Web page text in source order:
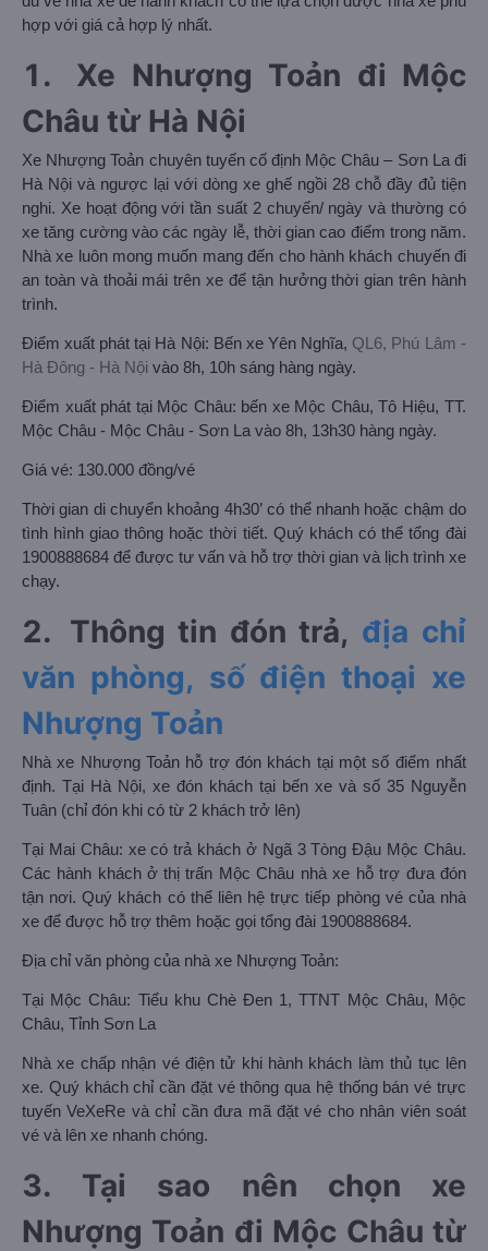
hợp với giá cả hợp lý nhất.
1.
Xe Nhượng Toản đi Mộc
Châu từ Hà Nội
Xe Nhượng Toản chuyên tuyến cố định Mộc Châu – Sơn La đi
Hà Nội và ngược lại với dòng xe ghế ngồi 28 chỗ đầy đủ tiện
nghi. Xe hoạt động với tần suất 2 chuyến/ ngày và thường có
xe tăng cường vào các ngày lễ, thời gian cao điểm trong năm.
Nhà xe luôn mong muốn mang đến cho hành khách chuyến đi
an toàn và thoải mái trên xe để tận hưởng thời gian trên hành
trình.
Điểm xuất phát tại Hà Nội: Bến xe Yên Nghĩa, QL6, Phú Lâm -
Hà Đông - Hà Nội vào 8h, 10h sáng hàng ngày.
Điểm xuất phát tại Mộc Châu: bến xe Mộc Châu, Tô Hiệu, TT.
Mộc Châu - Mộc Châu - Sơn La vào 8h, 13h30 hàng ngày.
Giá vé: 130.000 đồng/vé
Thời gian di chuyển khoảng 4h30’ có thể nhanh hoặc chậm do
tình hình giao thông hoặc thời tiết. Quý khách có thể tổng đài
1900888684 để được tư vấn và hỗ trợ thời gian và lịch trình xe
chạy.
2. Thông tin đón trả, địa chỉ
văn phòng, số điện thoại xe
Nhượng Toản
Nhà xe Nhượng Toản hỗ trợ đón khách tại một số điểm nhất
định. Tại Hà Nội, xe đón khách tại bến xe và số 35 Nguyễn
Tuân (chỉ đón khi có từ 2 khách trở lên)
Tại Mai Châu: xe có trả khách ở Ngã 3 Tòng Đậu Mộc Châu.
Các hành khách ở thị trấn Mộc Châu nhà xe hỗ trợ đưa đón
tận nơi. Quý khách có thể liên hệ trực tiếp phòng vé của nhà
xe để được hỗ trợ thêm hoặc gọi tổng đài 1900888684.
Địa chỉ văn phòng của nhà xe Nhượng Toản:
Tại Mộc Châu: Tiểu khu Chè Đen 1, TTNT Mộc Châu, Mộc
Châu, Tỉnh Sơn La
Nhà xe chấp nhận vé điện tử khi hành khách làm thủ tục lên
xe. Quý khách chỉ cần đặt vé thông qua hệ thống bán vé trực
tuyến VeXeRe và chỉ cần đưa mã đặt vé cho nhân viên soát
vé và lên xe nhanh chóng.
3. Tại sao nên chọn xe
Nhượng Toản đi Mộc Châu từ